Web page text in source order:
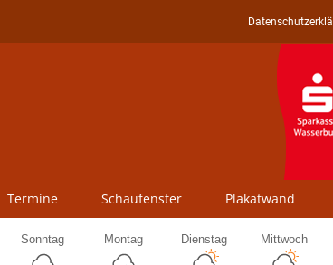
Termine Schaufenster Plakatwand